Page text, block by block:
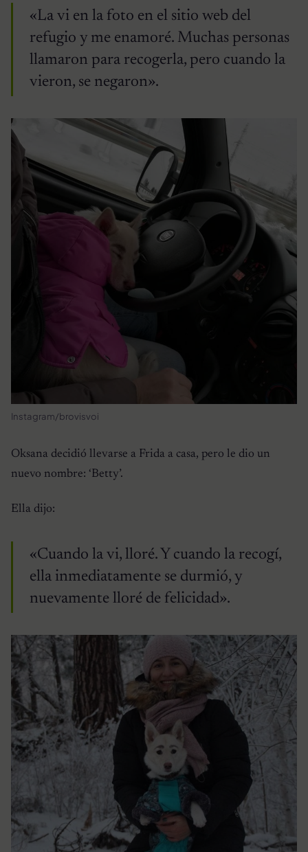
«La vi en la foto en el sitio web del
refugio y me enamoré. Muchas personas
llamaron para recogerla, pero cuando la
vieron, se negaron».
Instagram/brovisvoi
Oksana decidió llevarse a Frida a casa, pero le dio un
nuevo nombre: ‘Betty’.
Ella dijo:
«Cuando la vi, lloré. Y cuando la recogí,
ella inmediatamente se durmió, y
nuevamente lloré de felicidad».